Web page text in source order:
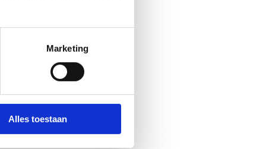
Marketing
Alles toestaan
bedrijf van de
met Sport
budget en ruimte
waar zowel